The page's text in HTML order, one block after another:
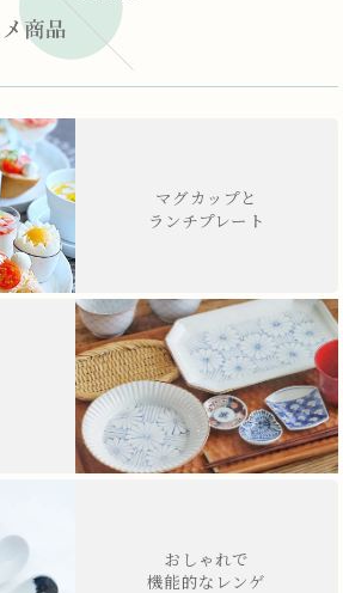
マグカップと
ランチプレート
おしゃれで
機能的なレンゲ